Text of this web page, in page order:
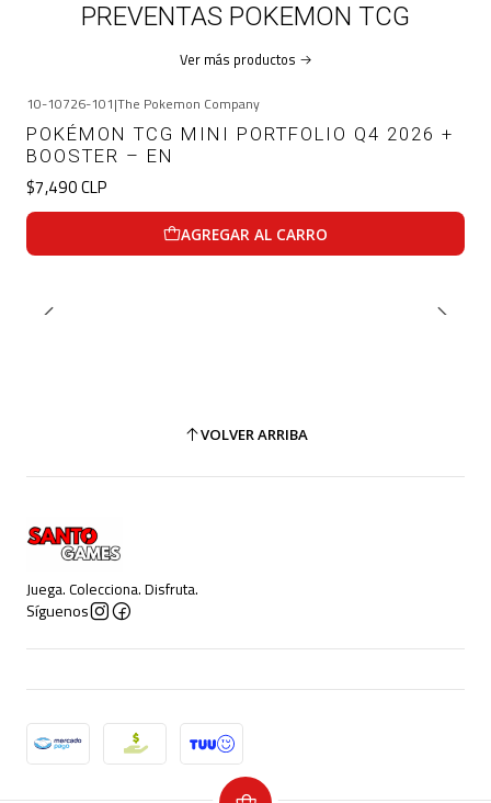
PREVENTAS POKEMON TCG
Ver más productos
10-10726-101|The Pokemon Company
POKÉMON TCG MINI PORTFOLIO Q4 2026 +
BOOSTER – EN
$7,490 CLP
AGREGAR AL CARRO
VOLVER ARRIBA
Juega. Colecciona. Disfruta.
Síguenos